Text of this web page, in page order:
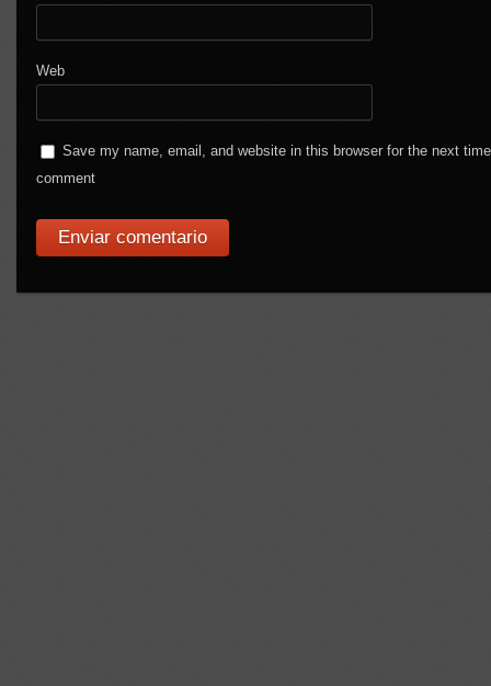
Web
Save my name, email, and website in this browser for the next
comment